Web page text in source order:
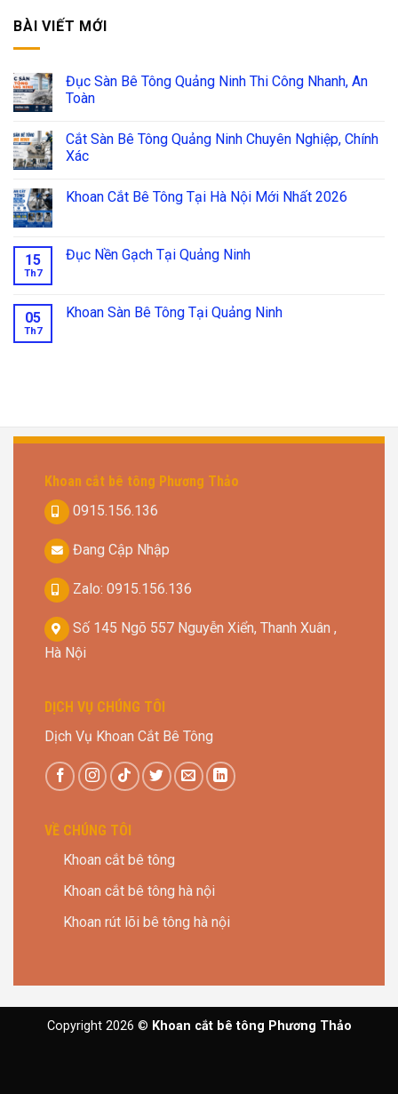
BÀI VIẾT MỚI
Đục Sàn Bê Tông Quảng Ninh Thi Công Nhanh, An
Toàn
Cắt Sàn Bê Tông Quảng Ninh Chuyên Nghiệp, Chính
Xác
Khoan Cắt Bê Tông Tại Hà Nội Mới Nhất 2026
15
Th7
Đục Nền Gạch Tại Quảng Ninh
05
Th7
Khoan Sàn Bê Tông Tại Quảng Ninh
Khoan cắt bê tông Phương Thảo
0915.156.136
Đang Cập Nhập
Zalo: 0915.156.136
Số 145 Ngõ 557 Nguyễn Xiển, Thanh Xuân ,
Hà Nội
DỊCH VỤ CHÚNG TÔI
Dịch Vụ Khoan Cắt Bê Tông
VỀ CHÚNG TÔI
Khoan cắt bê tông
Khoan cắt bê tông hà nội
Khoan rút lõi bê tông hà nội
Copyright 2026 © Khoan cắt bê tông Phương Thảo